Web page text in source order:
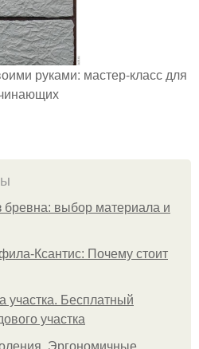
руками: мастер-класс для
бревна: выбор материала и
Ксантис: Почему стоит
участка. Бесплатный
участка
Эргономичные